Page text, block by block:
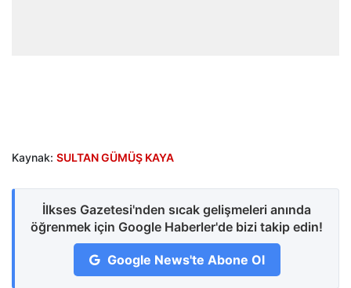
Kaynak: SULTAN GÜMÜŞ KAYA
İlkses Gazetesi'nden sıcak gelişmeleri anında
öğrenmek için Google Haberler'de bizi takip edin!
Google News'te Abone Ol